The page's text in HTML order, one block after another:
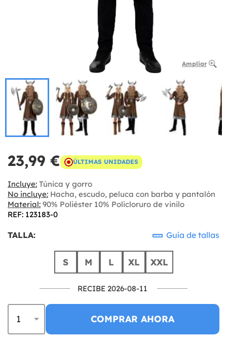
Ampliar
23,99 € ÚLTIMAS UNIDADES
Incluye: Túnica y gorro
No incluye: Hacha, escudo, peluca con barba y pantalón
Material: 90% Poliéster 10% Policloruro de vinilo
REF: 123183-0
TALLA: Guía de tallas
S M L XL XXL
RECIBE 2026-08-11
COMPRAR AHORA